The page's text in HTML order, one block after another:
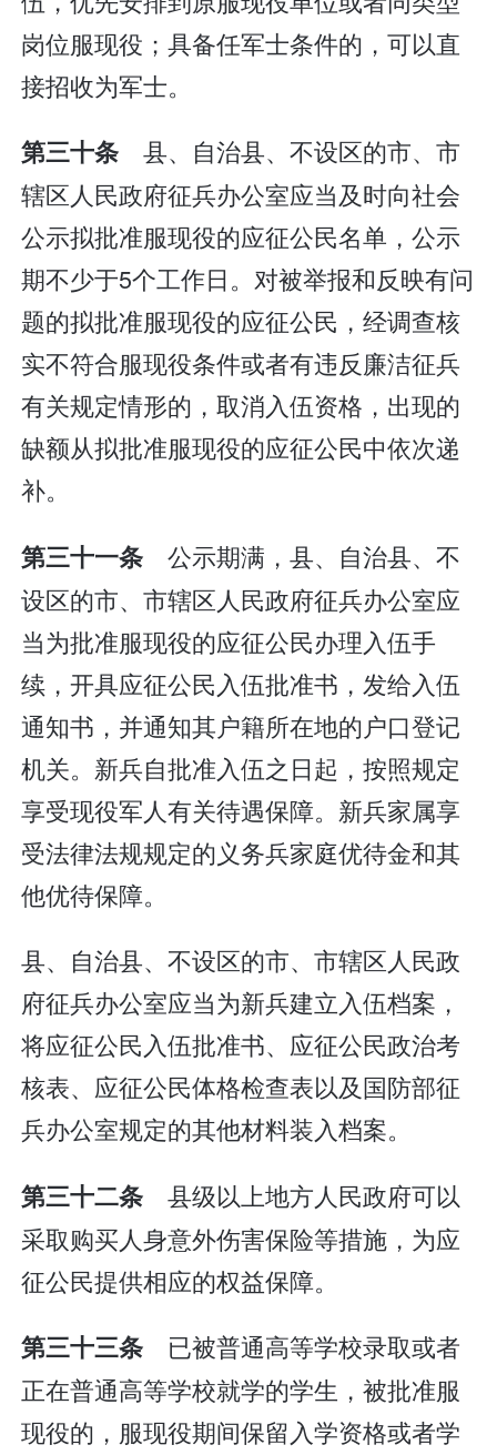
岗位服现役；具备任军士条件的，可以直
接招收为军士。
第三十条 县、自治县、不设区的市、市
辖区人民政府征兵办公室应当及时向社会
公示拟批准服现役的应征公民名单，公示
期不少于5个工作日。对被举报和反映有问
题的拟批准服现役的应征公民，经调查核
实不符合服现役条件或者有违反廉洁征兵
有关规定情形的，取消入伍资格，出现的
缺额从拟批准服现役的应征公民中依次递
补。
第三十一条 公示期满，县、自治县、不
设区的市、市辖区人民政府征兵办公室应
当为批准服现役的应征公民办理入伍手
续，开具应征公民入伍批准书，发给入伍
通知书，并通知其户籍所在地的户口登记
机关。新兵自批准入伍之日起，按照规定
享受现役军人有关待遇保障。新兵家属享
受法律法规规定的义务兵家庭优待金和其
他优待保障。
县、自治县、不设区的市、市辖区人民政
府征兵办公室应当为新兵建立入伍档案，
将应征公民入伍批准书、应征公民政治考
核表、应征公民体格检查表以及国防部征
兵办公室规定的其他材料装入档案。
第三十二条 县级以上地方人民政府可以
采取购买人身意外伤害保险等措施，为应
征公民提供相应的权益保障。
第三十三条 已被普通高等学校录取或者
正在普通高等学校就学的学生，被批准服
现役的，服现役期间保留入学资格或者学